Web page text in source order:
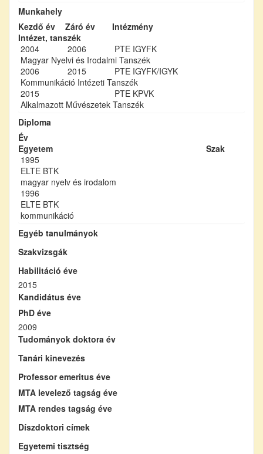
Munkahely
Kezdő év
Záró év
Intézmény
Intézet, tanszék
2004
2006
PTE IGYFK
Magyar Nyelvi és Irodalmi Tanszék
2006
2015
PTE IGYFK/IGYK
Kommunikáció Intézeti Tanszék
2015
PTE KPVK
Alkalmazott Művészetek Tanszék
Diploma
Év
Egyetem
Szak
1995
ELTE BTK
magyar nyelv és irodalom
1996
ELTE BTK
kommunikáció
Egyéb tanulmányok
Szakvizsgák
Habilitáció éve
2015
Kandidátus éve
PhD éve
2009
Tudományok doktora év
Tanári kinevezés
Professor emeritus éve
MTA levelező tagság éve
MTA rendes tagság éve
Díszdoktori címek
Egyetemi tisztség